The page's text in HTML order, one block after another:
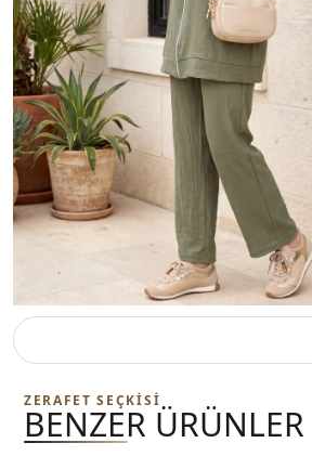
ZERAFET SEÇKISI
BENZER ÜRÜNLER